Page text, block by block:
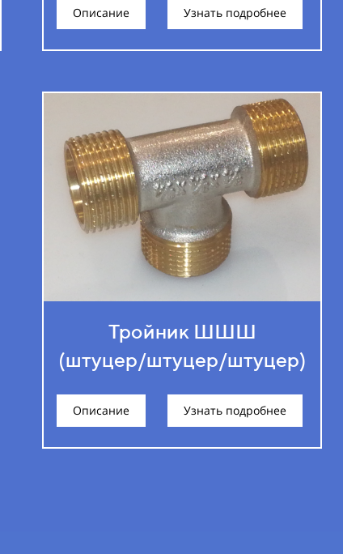
Описание Узнать подробнее
Тройник ШШШ
(штуцер/штуцер/штуцер)
Описание Узнать подробнее